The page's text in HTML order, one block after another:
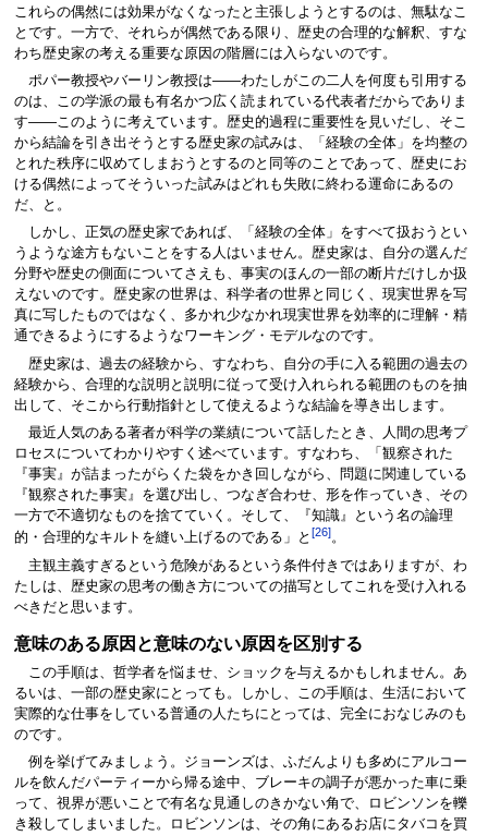
これらの偶然には効果がなくなったと主張しようとするのは、無駄なこ
とです。一方で、それらが偶然である限り、歴史の合理的な解釈、すな
わち歴史家の考える重要な原因の階層には入らないのです。
ポパー教授やバーリン教授は――わたしがこの二人を何度も引用する
のは、この学派の最も有名かつ広く読まれている代表者だからでありま
す――このように考えています。歴史的過程に重要性を見いだし、そこ
から結論を引き出そうとする歴史家の試みは、「経験の全体」を均整の
とれた秩序に収めてしまおうとするのと同等のことであって、歴史にお
ける偶然によってそういった試みはどれも失敗に終わる運命にあるの
だ、と。
しかし、正気の歴史家であれば、「経験の全体」をすべて扱おうとい
うような途方もないことをする人はいません。歴史家は、自分の選んだ
分野や歴史の側面についてさえも、事実のほんの一部の断片だけしか扱
えないのです。歴史家の世界は、科学者の世界と同じく、現実世界を写
真に写したものではなく、多かれ少なかれ現実世界を効率的に理解・精
通できるようにするようなワーキング・モデルなのです。
歴史家は、過去の経験から、すなわち、自分の手に入る範囲の過去の
経験から、合理的な説明と説明に従って受け入れられる範囲のものを抽
出して、そこから行動指針として使えるような結論を導き出します。
最近人気のある著者が科学の業績について話したとき、人間の思考プ
ロセスについてわかりやすく述べています。すなわち、「観察された
『事実』が詰まったがらくた袋をかき回しながら、問題に関連している
『観察された事実』を選び出し、つなぎ合わせ、形を作っていき、その
一方で不適切なものを捨てていく。そして、『知識』という名の論理
的・合理的なキルトを縫い上げるのである」と [26]。
主観主義すぎるという危険があるという条件付きではありますが、わ
たしは、歴史家の思考の働き方についての描写としてこれを受け入れる
べきだと思います。
意味のある原因と意味のない原因を区別する
この手順は、哲学者を悩ませ、ショックを与えるかもしれません。あ
るいは、一部の歴史家にとっても。しかし、この手順は、生活において
実際的な仕事をしている普通の人たちにとっては、完全におなじみのも
のです。
例を挙げてみましょう。ジョーンズは、ふだんよりも多めにアルコー
ルを飲んだパーティーから帰る途中、ブレーキの調子が悪かった車に乗
って、視界が悪いことで有名な見通しのきかない角で、ロビンソンを轢
き殺してしまいました。ロビンソンは、その角にあるお店にタバコを買